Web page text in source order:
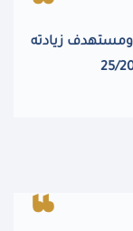
ومستهدف زيادته